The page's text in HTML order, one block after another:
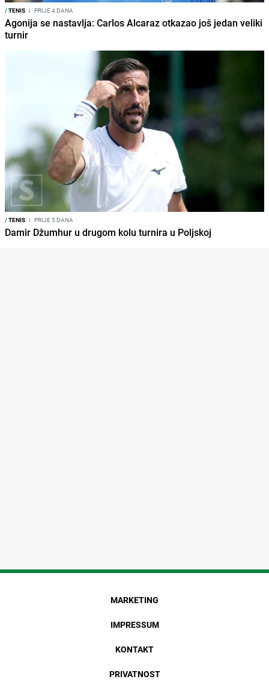
/TENIS I PRIJE 4 DANA
Agonija se nastavlja: Carlos Alcaraz otkazao još jedan veliki
turnir
/TENIS I PRIJE 5 DANA
Damir Džumhur u drugom kolu turnira u Poljskoj
MARKETING
IMPRESSUM
KONTAKT
PRIVATNOST